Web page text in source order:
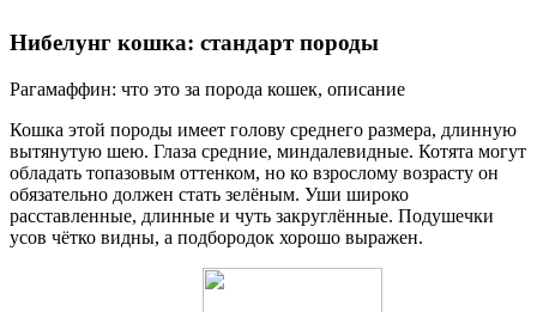
Нибелунг кошка: стандарт породы
Рагамаффин: что это за порода кошек, описание
Кошка этой породы имеет голову среднего размера, длинную
вытянутую шею. Глаза средние, миндалевидные. Котята могут
обладать топазовым оттенком, но ко взрослому возрасту он
обязательно должен стать зелёным. Уши широко
расставленные, длинные и чуть закруглённые. Подушечки
усов чётко видны, а подбородок хорошо выражен.